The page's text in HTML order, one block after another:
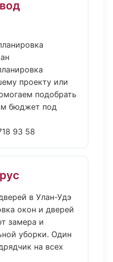
проекту или
подобрать
бюджет под
93 58
в Улан-Удэ
окон и дверей
замера и
уборки. Один
на всех